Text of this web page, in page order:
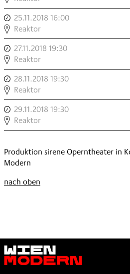
TOTENSCHIFF
, 25.11.2018 16:00
DAS
TOTENSCHIFF
,
Reaktor
27.11.2018 19:30
DAS
TOTENSCHIFF
,
Reaktor
28.11.2018 19:30
DAS
TOTENSCHIFF
,
Reaktor
29.11.2018 19:30
DAS
TOTENSCHIFF
Reaktor
Produktion sirene Operntheater in
Modern
nach oben
Wien
Modern